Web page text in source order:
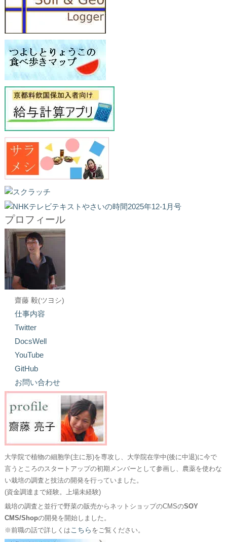
プロフィール
齋藤 毅(ツヨシ)
仕事内容
Twitter
DocsWell
YouTube
GitHub
お問い合わせ
大学院で植物の細胞学(主に形)を専攻し、大学院在学中(後に中退)に今で
言うところのスタートアップの初期メンバーとして参画し、農薬を使わな
い栽培の調査と技法の開発を行っていました。
(資金調達まで経験。上場未経験)
栽培の調査と並行で野菜の販売からネットショップのCMSのSOY
CMS/Shopの開発を開始しました。
※前職の話で詳しくはこちら をご覧ください。